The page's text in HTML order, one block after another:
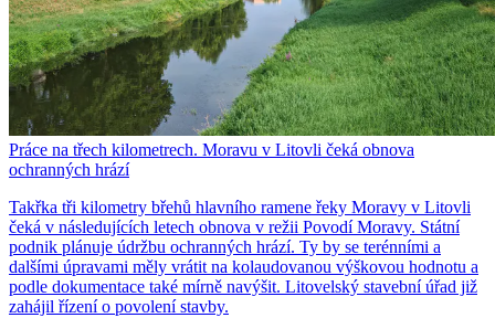
Práce na třech kilometrech. Moravu v Litovli čeká obnova
ochranných hrází
Takřka tři kilometry břehů hlavního ramene řeky Moravy v Litovli
čeká v následujících letech obnova v režii Povodí Moravy. Státní
podnik plánuje údržbu ochranných hrází. Ty by se terénními a
dalšími úpravami měly vrátit na kolaudovanou výškovou hodnotu a
podle dokumentace také mírně navýšit. Litovelský stavební úřad již
zahájil řízení o povolení stavby.